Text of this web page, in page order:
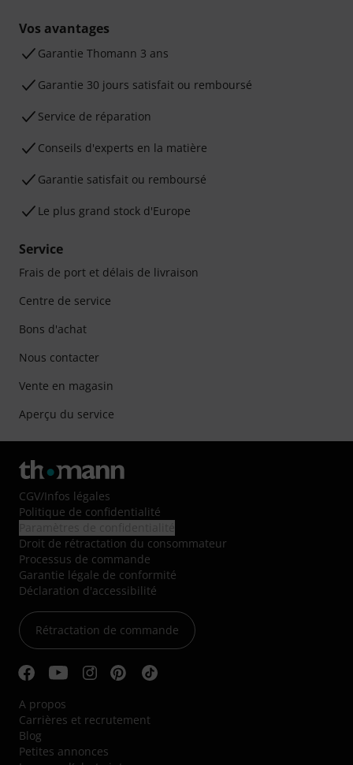
Vos avantages
Ga­ran­tie Thomann 3 ans
Garantie 30 jours satisfait ou remboursé
Service de réparation
Conseils d'experts en la matière
Garantie satisfait ou remboursé
Le plus grand stock d'Europe
Service
Frais de port et délais de livraison
Centre de service
Bons d'achat
Nous contacter
Vente en magasin
Aperçu du service
CGV/Infos légales
Politique de confidentialité
Droit de rétractation du consommateur
Processus de commande
Garantie légale de conformité
Déclaration d'accessibilité
Rétractation de commande
A propos
Carrières et recrutement
Blog
Petites annonces